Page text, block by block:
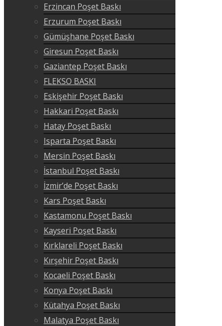
Erzincan Poşet Baskı
Erzurum Poşet Baskı
Gümüşhane Poşet Baskı
Giresun Poşet Baskı
Gaziantep Poşet Baskı
FLEKSO BASKI
Eskişehir Poşet Baskı
Hakkari Poşet Baskı
Hatay Poşet Baskı
Isparta Poşet Baskı
Mersin Poşet Baskı
İstanbul Poşet Baskı
İzmir’de Poşet Baskı
Kars Poşet Baskı
Kastamonu Poşet Baskı
Kayseri Poşet Baskı
Kırklareli Poşet Baskı
Kırşehir Poşet Baskı
Kocaeli Poşet Baskı
Konya Poşet Baskı
Kütahya Poşet Baskı
Malatya Poşet Baskı